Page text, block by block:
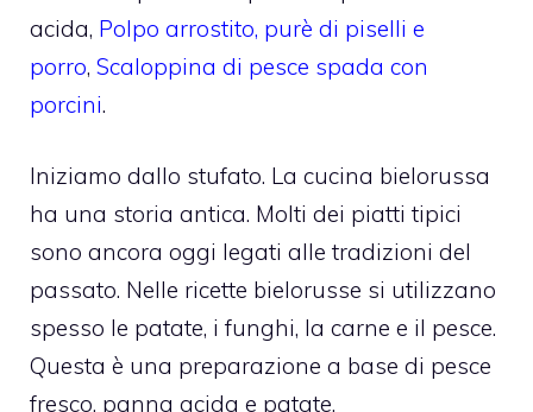
acida, Polpo arrostito, purè di piselli e
porro, Scaloppina di pesce spada con
porcini.
Iniziamo dallo stufato. La cucina bielorussa
ha una storia antica. Molti dei piatti tipici
sono ancora oggi legati alle tradizioni del
passato. Nelle ricette bielorusse si utilizzano
spesso le patate, i funghi, la carne e il pesce.
Questa è una preparazione a base di pesce
fresco, panna acida e patate.